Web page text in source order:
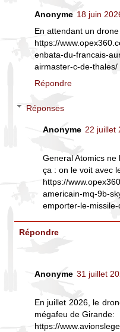
Anonyme 18 juin
En attendant un drone
https://
enbata-du-francais-
airmaster-c-de-thales/
Répondre
Réponses
Anonyme 22 juillet
General Atomics
ça : on le voit avec
https://
americain-mq-9b-
emporter-le-
Répondre
Anonyme 31 juillet
En juillet 2026, le
mégafeu de Girande:
https://